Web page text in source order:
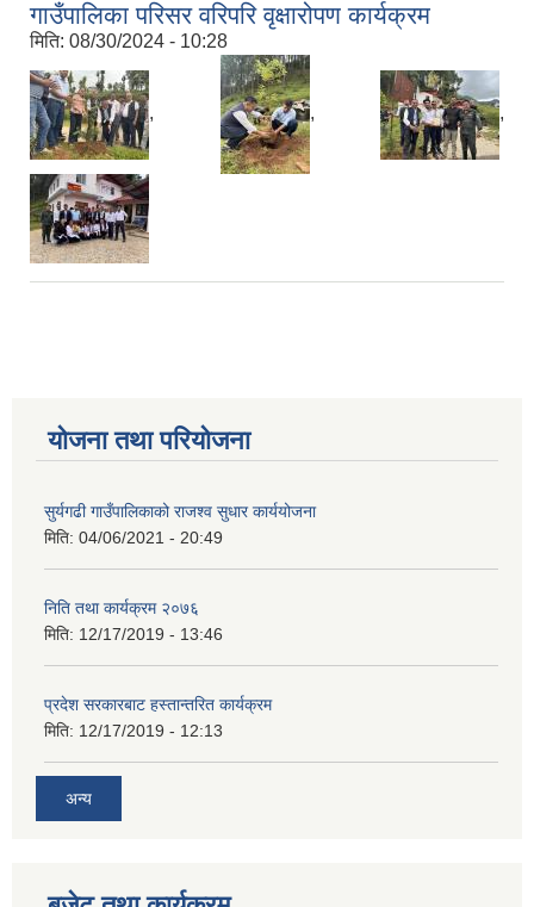
गाउँपालिका परिसर वरिपरि वृक्षारोपण कार्यक्रम
मिति: 08/30/2024 - 10:28
, , ,
योजना तथा परियोजना
सुर्यगढी गाउँपालिकाको राजश्व सुधार कार्ययोजना
मिति: 04/06/2021 - 20:49
निति तथा कार्यक्रम २०७६
मिति: 12/17/2019 - 13:46
प्रदेश सरकारबाट हस्तान्तरित कार्यक्रम
मिति: 12/17/2019 - 12:13
अन्य